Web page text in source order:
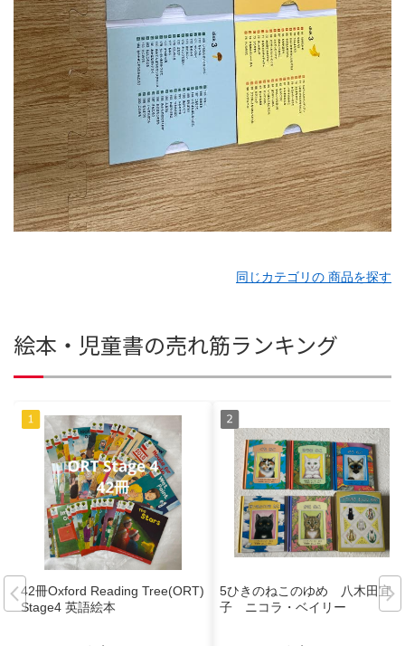
同じカテゴリの 商品を探す
絵本・児童書の売れ筋ランキング
42冊Oxford Reading Tree(ORT)
Stage4 英語絵本
5ひきのねこのゆめ 八木田宜
子 ニコラ・ベイリー